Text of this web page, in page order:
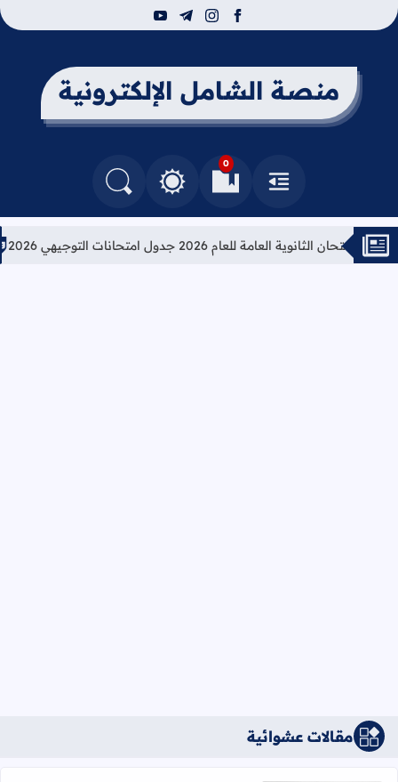
facebook
instagram
telegram
youtube
منصة الشامل الإلكترونية
القائمة
0
العلامات المرجعيةالتغيير بين الوضع النهاري والداكن
البحث في المدونة
الثانوية العامة للعام 2026 جدول امتحانات التوجيهي 2026
مقالات عشوائية